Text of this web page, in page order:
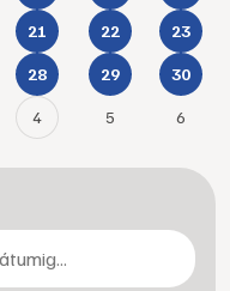
21 22 23
28 29 30
4 5 6